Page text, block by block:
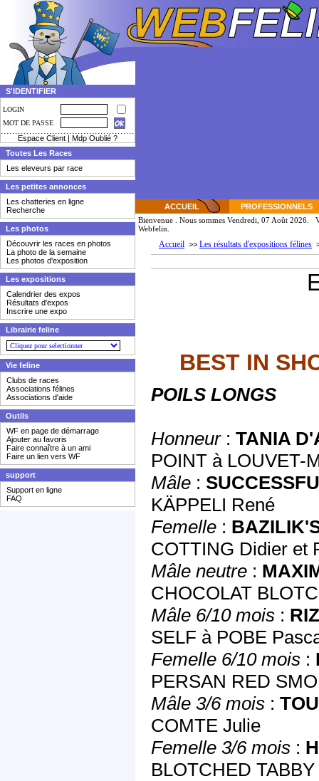
S'IDENTIFIER
LOGIN
MOT DE PASSE
Espace Client | Mdp Oublié ?
Toutes Les Races
Les eleveurs par race
Les petites annonces
Les chatteries en ligne
Recherche
Les photos
Découvrir les races en photos
La photo de la semaine
Les photos d'exposition
Les expositions
Calendrier des expos
Résultats d'expos
Inscrire une expo
Librairie feline
Vie feline
Clubs de races
Associations félines
Associations d'aide
Outils
WF en page de démarrage
Ajouter au favoris
Faire connaître à un ami
Faire un lien vers WF
support
Support en ligne
FAQ
ACCUEIL
PROFESSIONNELS
Bienvenue
. Nous sommes Vendredi, 07 Août 2026.
Webfelin.
Accueil >> Les résultats d'expositions félines
BEST IN
POILS LONGS
Honneur: TANIA
POINT à LOUVET-
Mâle :
KÄPPELI René
Femelle :
COTTING Didier et
Mâle neutre :
CHOCOLAT
Mâle 6/10 mois :
SELF à POBE
Femelle 6/10 mois :
PERSAN RED
Mâle 3/6 mois :
COMTE Julie
Femelle 3/6 mois :
BLOTCHED